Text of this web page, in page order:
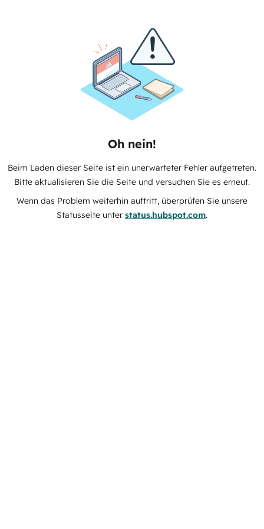
Oh nein!
Beim Laden dieser Seite ist ein unerwarteter Fehler aufgetreten.
Bitte aktualisieren Sie die Seite und versuchen Sie es erneut.
Wenn das Problem weiterhin auftritt, überprüfen Sie unsere
Statusseite unter status.hubspot.com.